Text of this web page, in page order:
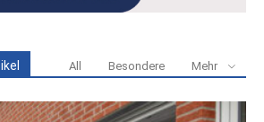
All Besondere Mehr